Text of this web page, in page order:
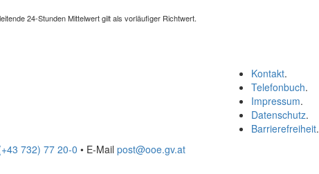
24-Stunden Mittelwert gilt als vorläufiger Richtwert.
Kontakt.
Telefonbuch.
Impressum.
Datenschutz.
Barrierefreiheit.
732) 77 20-0 • E-Mail post@ooe.gv.at